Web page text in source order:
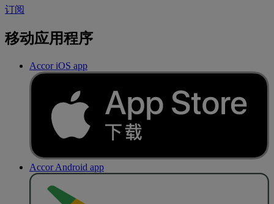
订阅
移动应用程序
Accor iOS app
Accor Android app